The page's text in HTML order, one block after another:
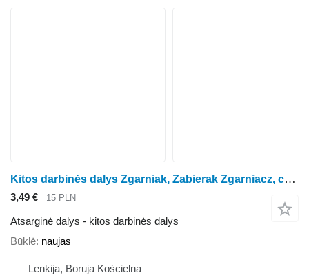
Kitos darbinės dalys Zgarniak, Zabierak Zgarniacz, czyścik pił, noża, piły kukurūzų pjaunamosios Kemper 460 Plus
3,49 € 15 PLN
Atsarginė dalys - kitos darbinės dalys
Būklė naujas
Lenkija, Boruja Kościelna